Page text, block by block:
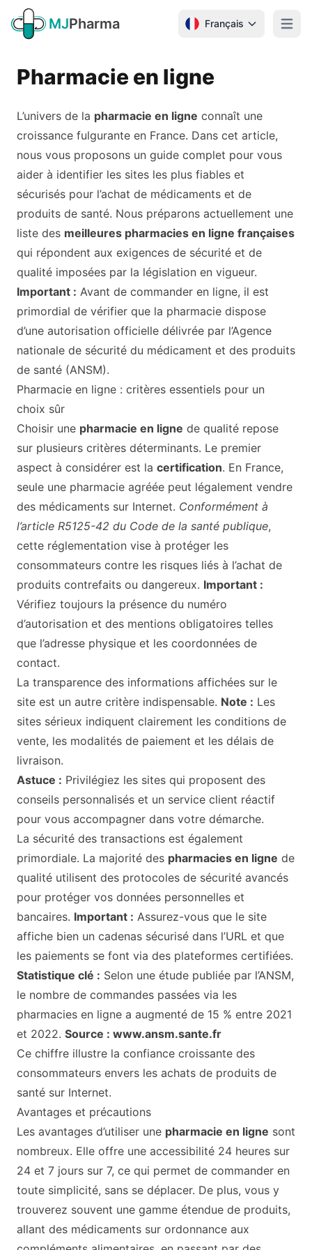
Skip to content
MJPharma Français Open
Pharmacie en ligne
L’univers de la pharmacie en ligne connaît une
croissance fulgurante en France. Dans cet article,
nous vous proposons un guide complet pour vous
aider à identifier les sites les plus fiables et
sécurisés pour l’achat de médicaments et de
produits de santé. Nous préparons actuellement une
liste des meilleures pharmacies en ligne françaises
qui répondent aux exigences de sécurité et de
qualité imposées par la législation en vigueur.
Important : Avant de commander en ligne, il est
primordial de vérifier que la pharmacie dispose
d’une autorisation officielle délivrée par l’Agence
nationale de sécurité du médicament et des produits
de santé (ANSM).
Pharmacie en ligne : critères essentiels pour un
choix sûr
Choisir une pharmacie en ligne de qualité repose
sur plusieurs critères déterminants. Le premier
aspect à considérer est la certification. En France,
seule une pharmacie agréée peut légalement vendre
des médicaments sur Internet. Conformément à
l’article R5125-42 du Code de la santé publique,
cette réglementation vise à protéger les
consommateurs contre les risques liés à l’achat de
produits contrefaits ou dangereux. Important :
Vérifiez toujours la présence du numéro
d’autorisation et des mentions obligatoires telles
que l’adresse physique et les coordonnées de
contact.
La transparence des informations affichées sur le
site est un autre critère indispensable. Note : Les
sites sérieux indiquent clairement les conditions de
vente, les modalités de paiement et les délais de
livraison.
Astuce : Privilégiez les sites qui proposent des
conseils personnalisés et un service client réactif
pour vous accompagner dans votre démarche.
La sécurité des transactions est également
primordiale. La majorité des pharmacies en ligne de
qualité utilisent des protocoles de sécurité avancés
pour protéger vos données personnelles et
bancaires. Important : Assurez-vous que le site
affiche bien un cadenas sécurisé dans l’URL et que
les paiements se font via des plateformes certifiées.
Statistique clé : Selon une étude publiée par l’ANSM,
le nombre de commandes passées via les
pharmacies en ligne a augmenté de 15 % entre 2021
et 2022. Source : www.ansm.sante.fr
Ce chiffre illustre la confiance croissante des
consommateurs envers les achats de produits de
santé sur Internet.
Avantages et précautions
Les avantages d’utiliser une pharmacie en ligne sont
nombreux. Elle offre une accessibilité 24 heures sur
24 et 7 jours sur 7, ce qui permet de commander en
toute simplicité, sans se déplacer. De plus, vous y
trouverez souvent une gamme étendue de produits,
allant des médicaments sur ordonnance aux